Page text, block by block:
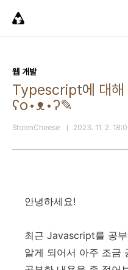
웹 개발
Typescript에 대해
ʕo•ᴥ•ʔ✎
StolenCheese 2023. 11. 2.
안녕하세요!
최근 Javascript를 공
알게 되어서 아주 조금